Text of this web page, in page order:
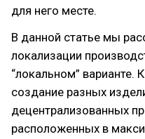
для него месте.
В данной статье мы
локализации
“локальном” варианте.
создание разных
децентрализованных
расположенных в